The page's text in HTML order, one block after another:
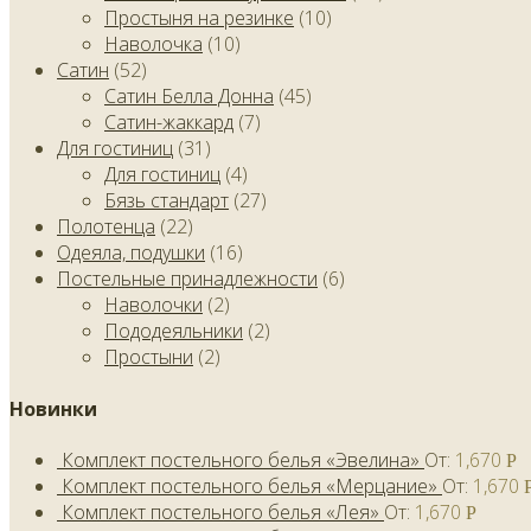
Простыня на резинке (10)
Наволочка (10)
Сатин (52)
Сатин Белла Донна (45)
Сатин-жаккард (7)
Для гостиниц (31)
Для гостиниц (4)
Бязь стандарт (27)
Полотенца (22)
Одеяла, подушки (16)
Постельные принадлежности (6)
Наволочки (2)
Пододеяльники (2)
Простыни (2)
Новинки
Комплект постельного белья «Эвелина» От: 1,670 Р
Комплект постельного белья «Мерцание» От: 1,670
Комплект постельного белья «Лея» От: 1,670 Р